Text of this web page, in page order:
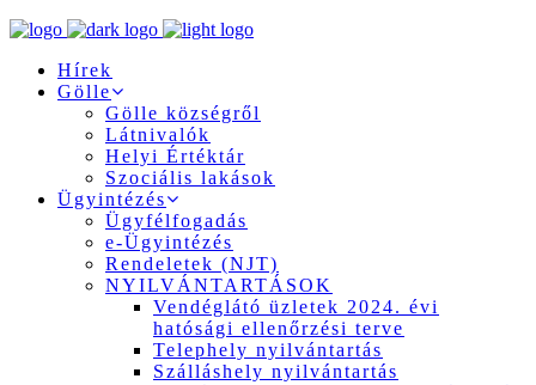
Hírek
Gölle
Gölle községről
Látnivalók
Helyi Értéktár
Szociális lakások
Ügyintézés
Ügyfélfogadás
e-Ügyintézés
Rendeletek (NJT)
NYILVÁNTARTÁSOK
Vendéglátó üzletek 2024. évi
hatósági ellenőrzési terve
Telephely nyilvántartás
Szálláshely nyilvántartás